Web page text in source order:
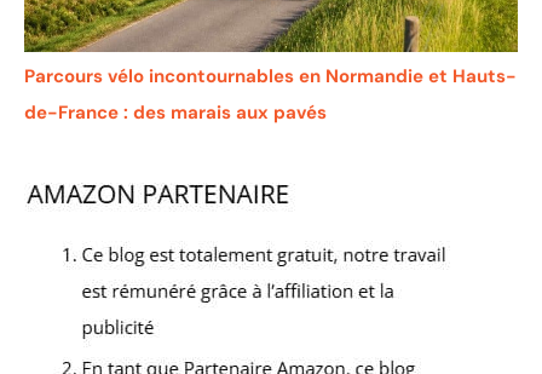
Parcours vélo incontournables en Normandie et Hauts-
de-France : des marais aux pavés